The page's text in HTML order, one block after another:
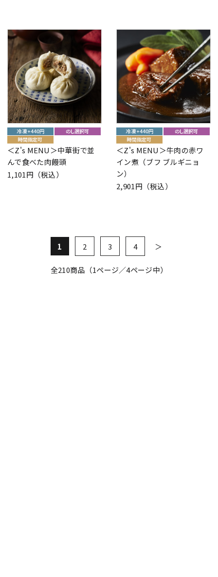
＜Z's MENU＞中華街で並
んで食べた肉饅頭
1,101円（税込）
＜Z's MENU＞牛肉の赤ワ
イン煮（ブフ ブルギニョ
ン）
2,901円（税込）
1 2 3 4
全210商品（1ページ／4ページ中）